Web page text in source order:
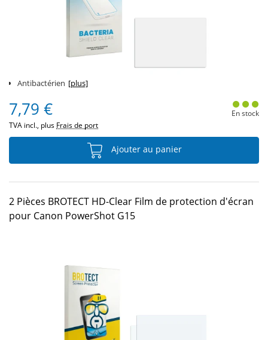
Antibactérien [plus]
7,79 €
TVA incl., plus Frais de port
En stock
Ajouter au panier
2 Pièces BROTECT HD-Clear Film de protection d'écran
pour Canon PowerShot G15